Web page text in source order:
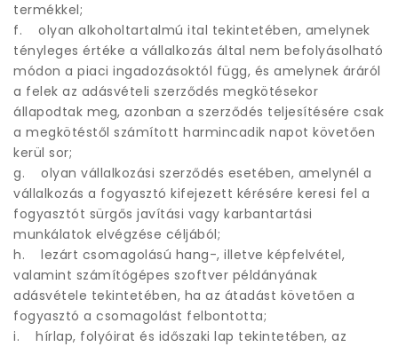
termékkel;
f. olyan alkoholtartalmú ital tekintetében, amelynek
tényleges értéke a vállalkozás által nem befolyásolható
módon a piaci ingadozásoktól függ, és amelynek áráról
a felek az adásvételi szerződés megkötésekor
állapodtak meg, azonban a szerződés teljesítésére csak
a megkötéstől számított harmincadik napot követően
kerül sor;
g. olyan vállalkozási szerződés esetében, amelynél a
vállalkozás a fogyasztó kifejezett kérésére keresi fel a
fogyasztót sürgős javítási vagy karbantartási
munkálatok elvégzése céljából;
h. lezárt csomagolású hang-, illetve képfelvétel,
valamint számítógépes szoftver példányának
adásvétele tekintetében, ha az átadást követően a
fogyasztó a csomagolást felbontotta;
i. hírlap, folyóirat és időszaki lap tekintetében, az